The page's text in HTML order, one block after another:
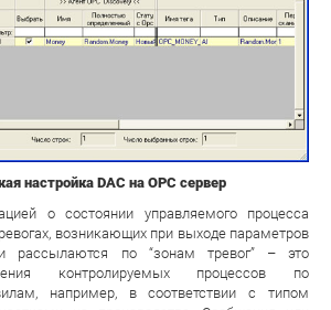
настройка DAC на ОРС сервер
о состоянии управляемого процесса
возникающих при выходе параметров
рассылаются по “зонам тревог” – это
контролируемых процессов по
например, в соответствии с типом